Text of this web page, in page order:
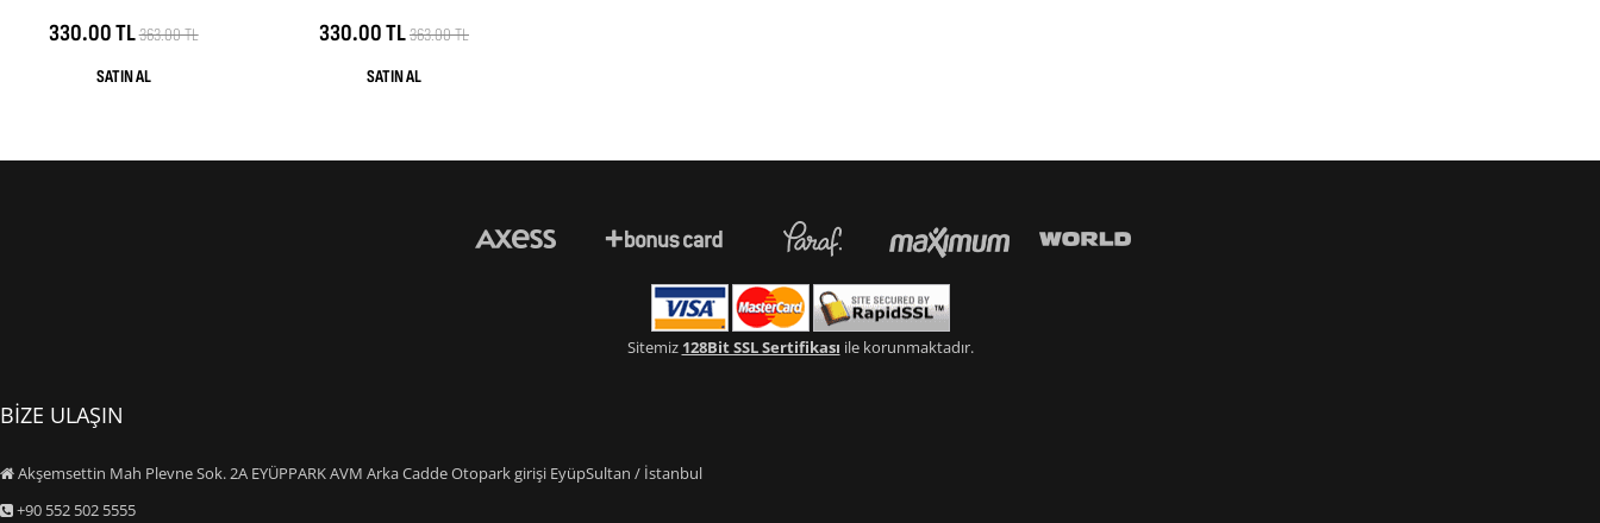
330.00 TL363.00 TL 330.00 TL363.00 TL
Sitemiz 128Bit SSL Sertifikası ile korunmaktadır.
BİZE ULAŞIN
Akşemsettin Mah Plevne Sok. 2A EYÜPPARK AVM Arka Cadde Otopark girişi EyüpSultan / İstanbul
+90 552 502 5555